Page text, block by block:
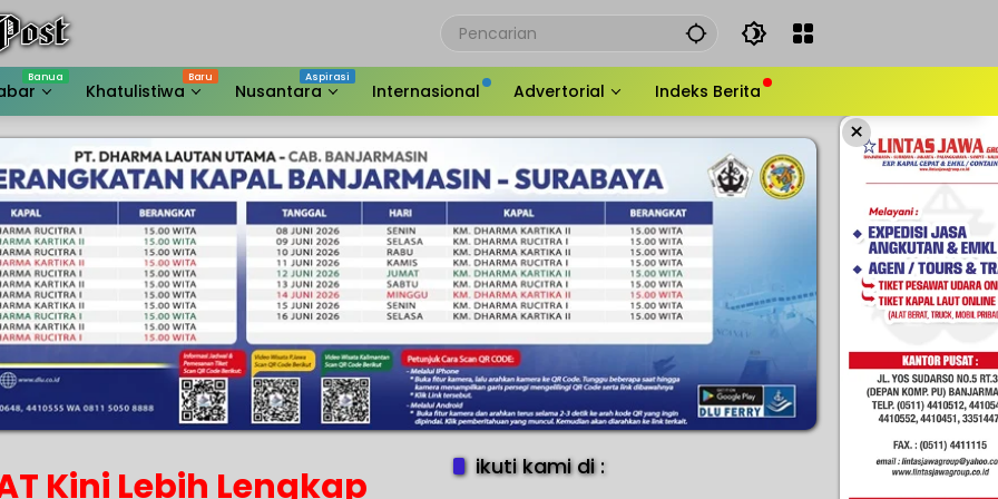
Khatulistiwa Nusantara Internasional Advertorial Indeks Berita
×
Kini Lebih Lengkap ikuti kami di :